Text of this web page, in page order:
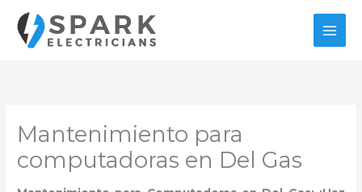
contenido
Mantenimiento para
computadoras en Del Gas